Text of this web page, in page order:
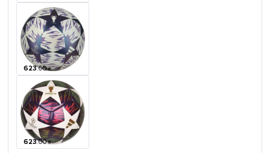
623.00 ₴
623.00 ₴